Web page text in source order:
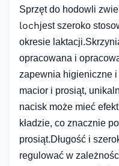
Sprzęt do hodowli
lochjest szeroko
okresie
opracowana i
zapewnia higieniczne
macior i prosiąt,
nacisk może mieć
kładzie, co znacznie
prosiąt.Długość i
regulować w